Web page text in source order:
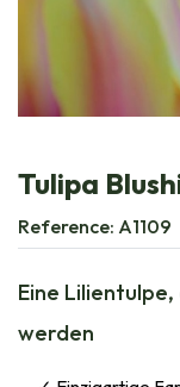
Tulipa
Reference: A1109
Eine Lilientulpe,
werden